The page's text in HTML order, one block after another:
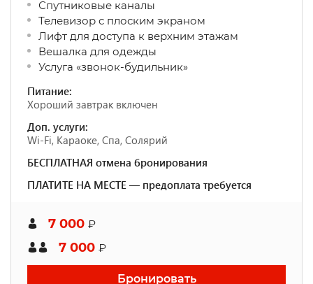
Спутниковые каналы
Телевизор с плоским экраном
Лифт для доступа к верхним этажам
Вешалка для одежды
Услуга «звонок-будильник»
Питание:
Хороший завтрак включен
Доп. услуги:
Wi-Fi, Караоке, Спа, Солярий
БЕСПЛАТНАЯ отмена бронирования
ПЛАТИТЕ НА МЕСТЕ — предоплата требуется
7 000 ₽
7 000 ₽
Бронировать